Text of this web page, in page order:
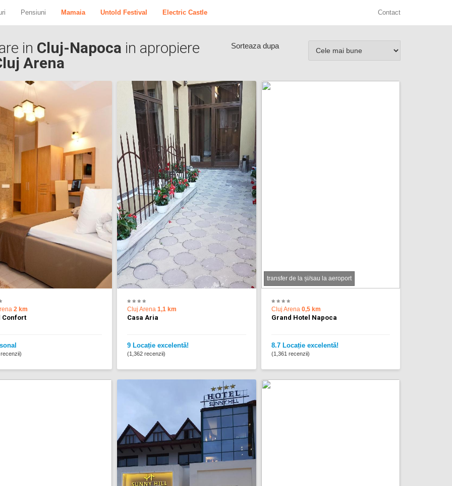
Pensiuni Mamaia Untold Festival Electric Castle Contact
in Cluj-Napoca in apropiere
Arena
Sorteaza dupa
2 km
Confort
Cluj Arena1,1 km
Casa Aria
9 Locație excelentă!
(1,362 recenzii)
transfer de la și/sau la aeroport
Cluj Arena 0,5 km
Grand Hotel Napoca
8.7 Locație excelentă!
(1,361 recenzii)